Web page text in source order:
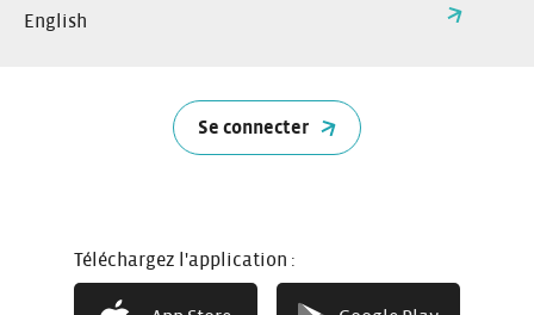
English
Se connecter
Téléchargez l'application :